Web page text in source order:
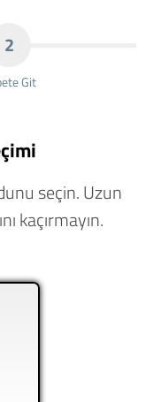
2
Git
seçin. Uzun
kaçırmayın.